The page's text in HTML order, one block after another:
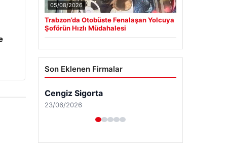
05/08/2026
Trabzon’da Otobüste Fenalaşan Yolcuya
Şoförün Hızlı Müdahalesi
Son Eklenen Firmalar
Cengiz Sigorta
23/06/2026